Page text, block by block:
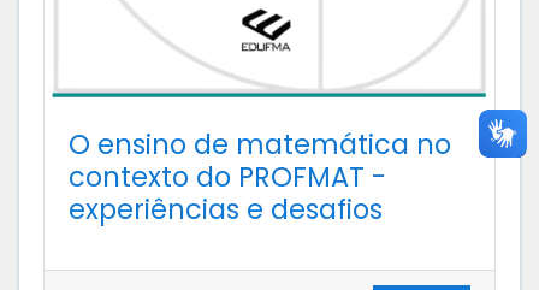
O ensino de matemática no
contexto do PROFMAT -
experiências e desafios